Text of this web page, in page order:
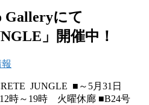
Galleryにて
」開催中！
JUNGLE ■～5月31日
～19時 火曜休廊 ■B24号